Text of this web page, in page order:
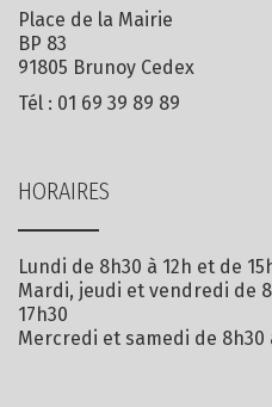
Place de la Mairie
BP 83
91805 Brunoy Cedex
Tél : 01 69 39 89 89
HORAIRES
Lundi de 8h30 à 12h et de
Mardi, jeudi et vendredi de
17h30
Mercredi et samedi de 8h30